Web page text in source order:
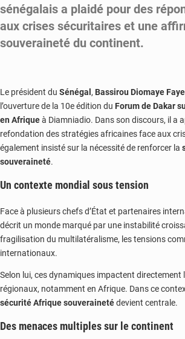
sénégalais a plaidé pour des
aux crises sécuritaires et une
souveraineté du continent.
Le président du Sénégal, Bassirou Diomaye Faye
l’ouverture de la 10e édition du Forum de Dakar
en Afriqueà Diamniadio. Dans son discours, il a
refondation des stratégies africaines face aux
également insisté sur la nécessité de renforcer la
souveraineté.
Un contexte mondial sous tension
Face à plusieurs chefs d’État et partenaires
décrit un monde marqué par une instabilité
fragilisation du multilatéralisme, les tensions
internationaux.
Selon lui, ces dynamiques impactent directement
régionaux, notamment en Afrique. Dans ce
sécurité Afrique souverainetédevient centrale.
Des menaces multiples sur le continent